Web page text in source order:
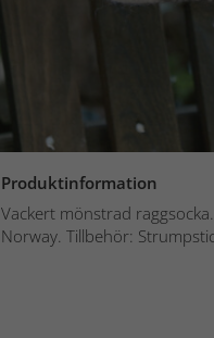
Produktinformation
Vackert mönstrad
Norway. Tillbehör: